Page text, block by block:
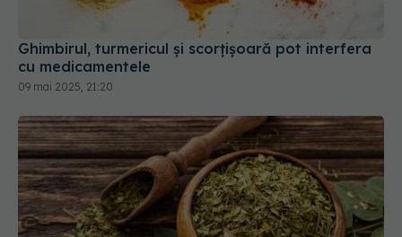
Ghimbirul, turmericul și scorțișoară pot interfera
cu medicamentele
09 mai 2025, 21:20